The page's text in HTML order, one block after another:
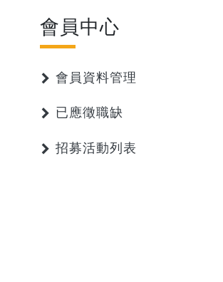
會員中心
會員資料管理
已應徵職缺
招募活動列表